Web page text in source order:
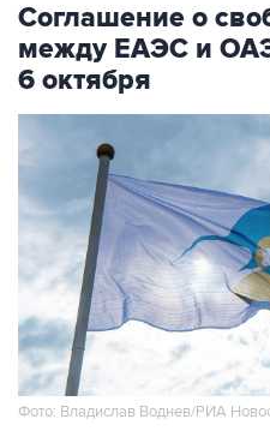
Соглашение о
между ЕАЭС и ОАЭ
6 октября
Фото: Владислав Воднев/РИА